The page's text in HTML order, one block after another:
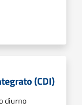
(CDI)
diurno